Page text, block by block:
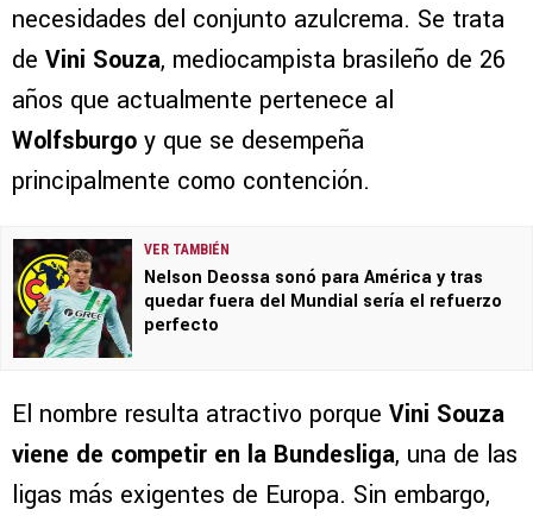
necesidades del conjunto azulcrema. Se trata
de Vini Souza, mediocampista brasileño de 26
años que actualmente pertenece al
Wolfsburgo y que se desempeña
principalmente como contención.
VER TAMBIÉN
Nelson Deossa sonó para América y tras
quedar fuera del Mundial sería el refuerzo
perfecto
El nombre resulta atractivo porque Vini Souza
viene de competir en la Bundesliga, una de las
ligas más exigentes de Europa. Sin embargo,